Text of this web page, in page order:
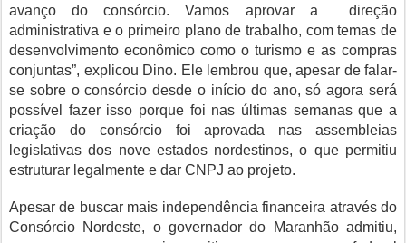
avanço do consórcio. Vamos aprovar a direção
administrativa e o primeiro plano de trabalho, com temas de
desenvolvimento econômico como o turismo e as compras
conjuntas”, explicou Dino. Ele lembrou que, apesar de falar-
se sobre o consórcio desde o início do ano, só agora será
possível fazer isso porque foi nas últimas semanas que a
criação do consórcio foi aprovada nas assembleias
legislativas dos nove estados nordestinos, o que permitiu
estruturar legalmente e dar CNPJ ao projeto.
Apesar de buscar mais independência financeira através do
Consórcio Nordeste, o governador do Maranhão admitiu,